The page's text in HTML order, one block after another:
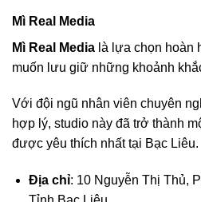
Mì Real Media
Mì Real Media là lựa chọn hoàn
muốn lưu giữ những khoảnh
Với đội ngũ nhân viên chuyên
hợp lý, studio này đã trở thành
được yêu thích nhất tại Bạc Liêu.
Địa chỉ: 10 Nguyễn Thị Thủ,